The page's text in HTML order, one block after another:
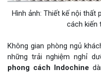
Hình ảnh: Thiết kế nội thất
cách kiến
Không gian phòng ngủ
những trải nghiệm nghỉ
phong cách Indochine